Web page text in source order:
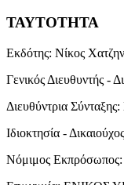
ΤΑΥΤΟΤΗΤΑ
Εκδότης: Νίκος
Γενικός Διευθυντής -
Διευθύντρια Σύνταξης:
Ιδιοκτησία -
Νόμιμος Εκπρόσωπος: